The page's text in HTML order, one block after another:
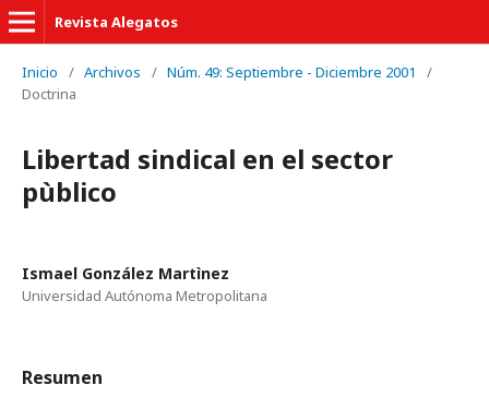
Revista Alegatos
Inicio / Archivos / Núm. 49: Septiembre - Diciembre 2001
/
Doctrina
Libertad sindical en el sector
pùblico
Ismael González Martìnez
Universidad Autónoma Metropolitana
Resumen